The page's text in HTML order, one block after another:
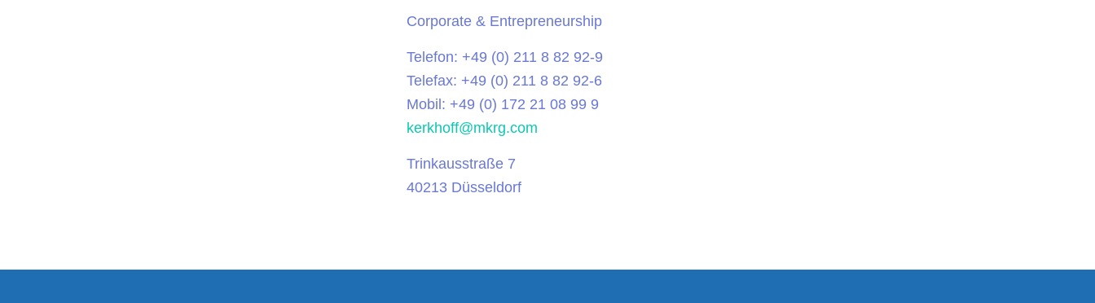
Corporate & Entrepreneurship
Telefon: +49 (0) 211 8 82 92-9
Telefax: +49 (0) 211 8 82 92-6
Mobil: +49 (0) 172 21 08 99 9
kerkhoff@mkrg.com
Trinkausstraße 7
40213 Düsseldorf